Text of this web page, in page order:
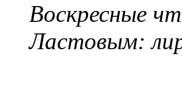
Воскресные
Ластовым: